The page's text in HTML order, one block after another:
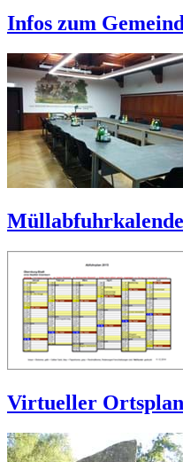
Infos zum
Virtueller Ortsplan